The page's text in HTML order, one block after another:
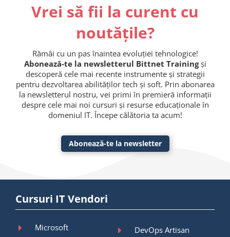
Vrei să fii la curent cu
noutățile?
Rămâi cu un pas înaintea evoluției tehnologice!
Abonează-te la newsletterul Bittnet Trainingși
descoperă cele mai recente instrumente și strategii
pentru dezvoltarea abilităților tech și soft. Prin abonarea
la newsletterul nostru, vei primi în premieră informații
despre cele mai noi cursuri și resurse educaționale în
domeniul IT. Începe călătoria ta acum!
Abonează-te la newsletter
Cursuri IT Vendori
Microsoft
DevOps Artisan